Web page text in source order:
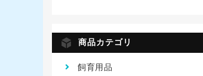
商品カテゴリ
飼育用品